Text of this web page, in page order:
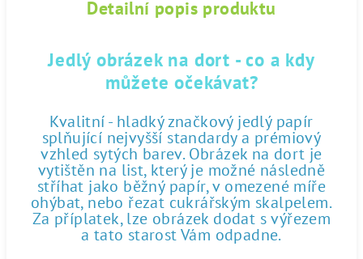
Detailní popis produktu
Jedlý obrázek na dort - co a kdy
můžete očekávat?
Kvalitní - hladký značkový jedlý papír
splňující nejvyšší standardy a prémiový
vzhled sytých barev. Obrázek na dort je
vytištěn na list, který je možné následně
stříhat jako běžný papír, v omezené míře
ohýbat, nebo řezat cukrářským skalpelem.
Za příplatek, lze obrázek dodat s výřezem
a tato starost Vám odpadne.